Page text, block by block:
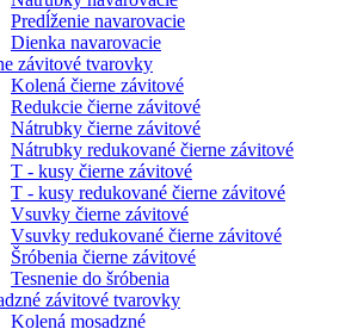
Predĺženie navarovacie
Dienka navarovacie
závitové tvarovky
Kolená čierne závitové
Redukcie čierne závitové
Nátrubky čierne závitové
Nátrubky redukované čierne závitové
T - kusy čierne závitové
T - kusy redukované čierne závitové
Vsuvky čierne závitové
Vsuvky redukované čierne závitové
Šróbenia čierne závitové
Tesnenie do šróbenia
závitové tvarovky
Kolená mosadzné